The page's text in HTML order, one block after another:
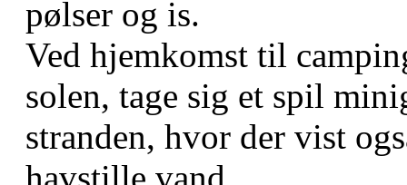
pølser og is.
Ved hjemkomst til
solen, tage sig et spil
stranden, hvor der vist
havstille vand.